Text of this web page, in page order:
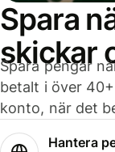
Spara
skickar
Spara pengar
betalt i över
konto, när det
Hantera